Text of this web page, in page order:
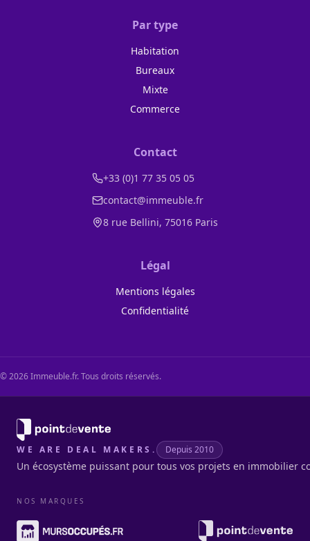
Par type
Habitation
Bureaux
Mixte
Commerce
Contact
+33 (0)1 77 35 05 05
contact@immeuble.fr
8 rue Bellini, 75016 Paris
Légal
Mentions légales
Confidentialité
©2026Immeuble.fr. Tous droits réservés.
WE ARE DEAL MAKERS. Depuis 2010
Un écosystème puissant pour tous vos projets en immobilier
NOS MARQUES